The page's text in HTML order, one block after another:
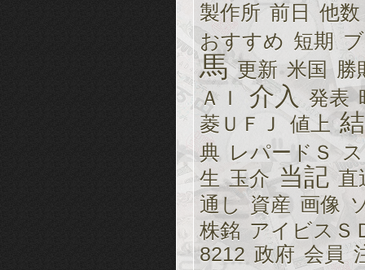
製作所 前日
他数
おすすめ 短期
馬 更新 米国
勝
ＡＩ
介入 発表
菱ＵＦＪ
値上
典 レパードＳ
生 玉介 当記 直
通し 資産 画像
株銘 アイビスＳ
8212 政府 会員